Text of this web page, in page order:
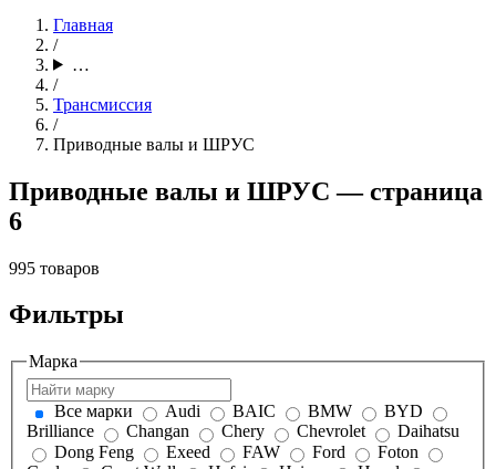
Главная
/
…
/
Трансмиссия
/
Приводные валы и ШРУС
Приводные валы и ШРУС — страница
6
995 товаров
Фильтры
Марка
Все марки Audi BAIC BMW
BYD
Brilliance
Changan Chery Chevrolet
Daihatsu
Dong Feng
Exeed FAW Ford
Foton